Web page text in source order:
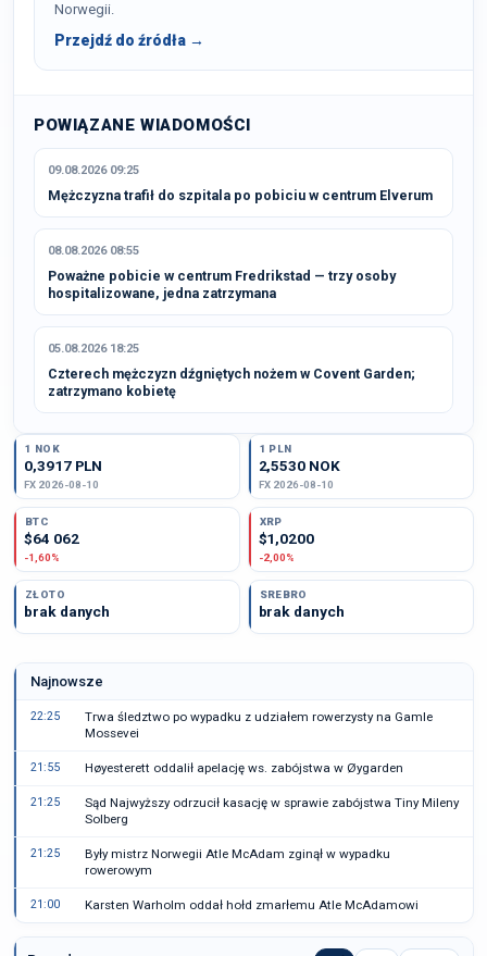
Norwegii.
Przejdź do źródła →
POWIĄZANE WIADOMOŚCI
09.08.2026 09:25
Mężczyzna trafił do szpitala po pobiciu w centrum Elverum
08.08.2026 08:55
Poważne pobicie w centrum Fredrikstad — trzy osoby
hospitalizowane, jedna zatrzymana
05.08.2026 18:25
Czterech mężczyzn dźgniętych nożem w Covent Garden;
zatrzymano kobietę
1 NOK
0,3917 PLN
FX 2026-08-10
1 PLN
2,5530 NOK
FX 2026-08-10
BTC
$64 062
-1,60%
XRP
$1,0200
-2,00%
ZŁOTO
brak danych
SREBRO
brak danych
Najnowsze
22:25
Trwa śledztwo po wypadku z udziałem rowerzysty na Gamle
Mossevei
21:55 Høyesterett oddalił apelację ws. zabójstwa w Øygarden
21:25
Sąd Najwyższy odrzucił kasację w sprawie zabójstwa Tiny Mileny
Solberg
21:25
Były mistrz Norwegii Atle McAdam zginął w wypadku
rowerowym
21:00 Karsten Warholm oddał hołd zmarłemu Atle McAdamowi